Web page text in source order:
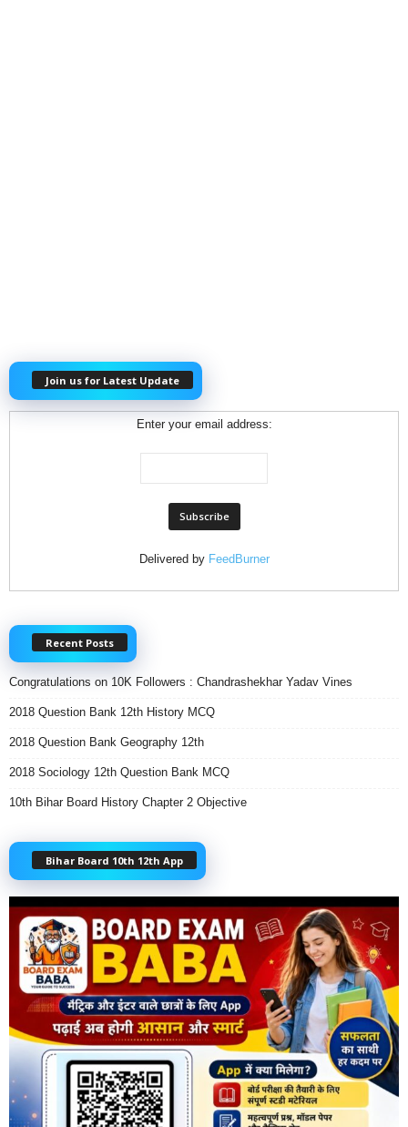
Join us for Latest Update
Enter your email address:
Delivered by FeedBurner
Recent Posts
Congratulations on 10K Followers : Chandrashekhar Yadav Vines
2018 Question Bank 12th History MCQ
2018 Question Bank Geography 12th
2018 Sociology 12th Question Bank MCQ
10th Bihar Board History Chapter 2 Objective
Bihar Board 10th 12th App